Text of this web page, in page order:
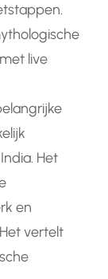
live
Het
en
vertelt